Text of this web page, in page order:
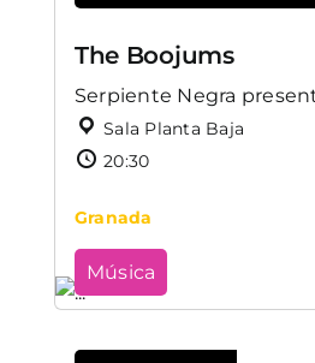
The Boojums
Serpiente Negra
Sala Planta Baja
20:30
Granada
Música